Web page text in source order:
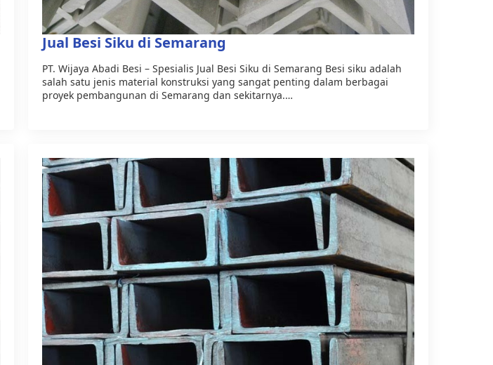
Jual Besi Siku di Semarang
PT. Wijaya Abadi Besi – Spesialis Jual Besi Siku di Semarang Besi siku adalah
salah satu jenis material konstruksi yang sangat penting dalam berbagai
proyek pembangunan di Semarang dan sekitarnya.…